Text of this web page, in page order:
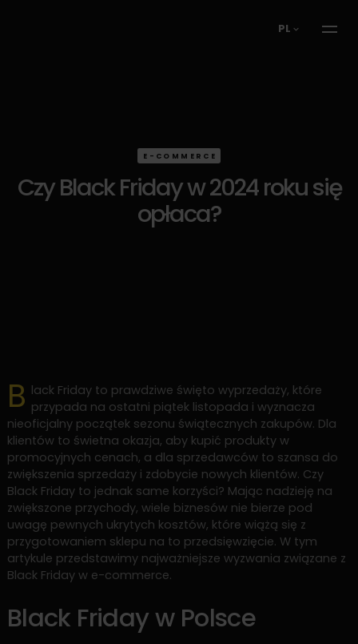
PL
E-COMMERCE
Czy Black Friday w 2024 roku się
opłaca?
B lack Friday to prawdziwe święto wyprzedaży, które
przypada na ostatni piątek listopada i wyznacza
nieoficjalny początek sezonu świątecznych zakupów. Dla
klientów to świetna okazja, aby kupić produkty w
promocyjnych cenach, a dla sprzedawców to szansa do
zwiększenia sprzedaży i zdobycie nowych klientów. Czy
Black Friday to jednak same korzyści? Mając nadzieję na
zwiększone przychody, wiele biznesów nie bierze pod
uwagę pewnych ukrytych kosztów, które wiążą się z
przygotowaniem sklepu na to przedsięwzięcie. W tym
artykule przedstawimy najważniejsze wyzwania związane z
Black Friday w e-commerce.
Black Friday w Polsce